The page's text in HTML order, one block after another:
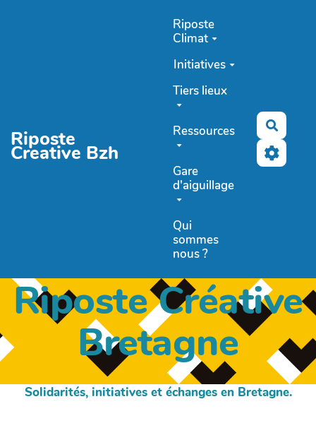
Riposte
Creative Bzh
Riposte
Climat
Initiatives
Tiers lieux
Ressources
Gare
d'aiguillage
Qui
sommes
nous ?
Riposte Créative
Bretagne
Solidarités, initiatives et échanges en Bretagne.